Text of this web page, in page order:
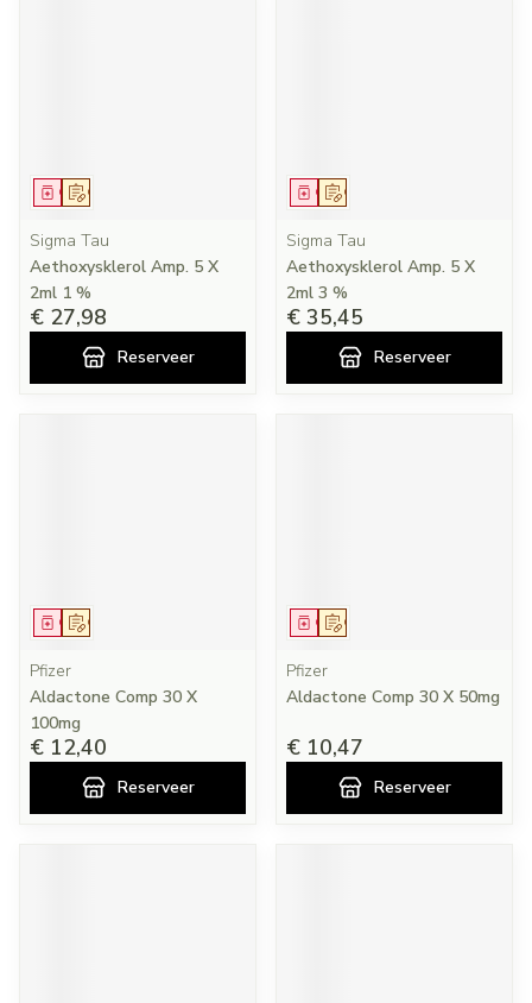
Op voorschrift
Geneesmiddel
Sigma Tau
Aethoxysklerol Amp. 5 X
2ml 1 %
€ 27,98
Reserveer
Op voorschrift
Geneesmiddel
Sigma Tau
Aethoxysklerol Amp. 5 X
2ml 3 %
€ 35,45
Reserveer
Op voorschrift
Geneesmiddel
Pfizer
Aldactone Comp 30 X
100mg
€ 12,40
Reserveer
Op voorschrift
Geneesmiddel
Pfizer
Aldactone Comp 30 X 50mg
€ 10,47
Reserveer